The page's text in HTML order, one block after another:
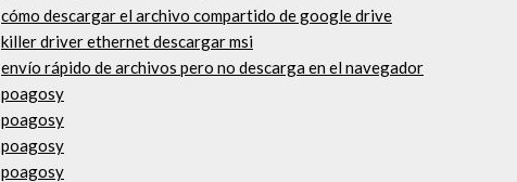
cómo descargar el archivo compartido de google drive
killer driver ethernet descargar msi
envío rápido de archivos pero no descarga en el navegador
poagosy
poagosy
poagosy
poagosy